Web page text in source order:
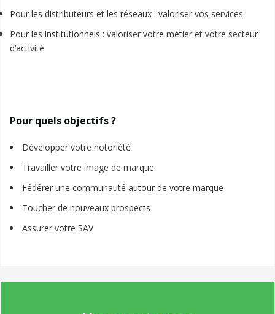
Pour les distributeurs et les réseaux : valoriser vos services
Pour les institutionnels : valoriser votre métier et votre secteur
d’activité
Pour quels objectifs ?
Développer votre notoriété
Travailler votre image de marque
Fédérer une communauté autour de votre marque
Toucher de nouveaux prospects
Assurer votre SAV